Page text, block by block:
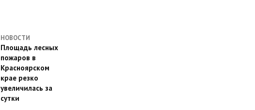
НОВОСТИ
Площадь лесных
пожаров в
Красноярском
крае резко
увеличилась за
сутки